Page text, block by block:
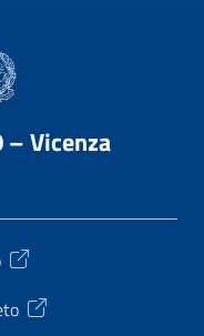
Vicenza